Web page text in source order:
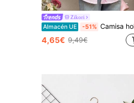
4
Zikori
Almacén UE -51% Camisa holgada de tejido con cuello a rayas, manga corta, espalda hueca y apertura frontal para niñas
4,65€ 9,49€